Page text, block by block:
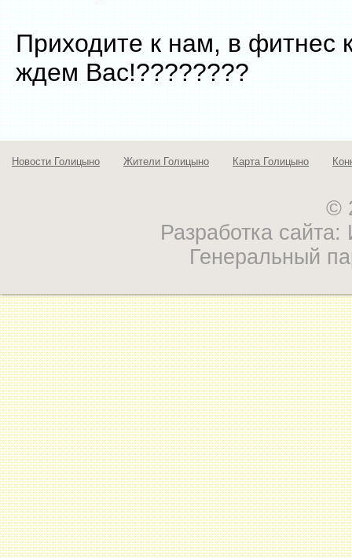
Приходите к нам, в фитнес
ждем Вас!????????
Новости Голицыно Жители Голицыно Карта Голицыно
©
Разработка
Генеральный